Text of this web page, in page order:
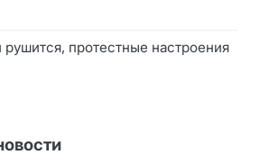
рушится, протестные настроения